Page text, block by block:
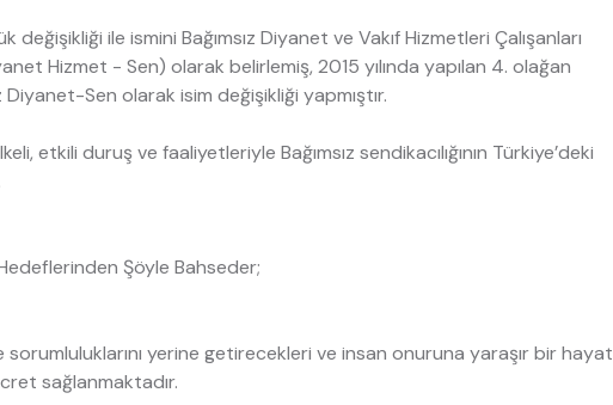
değişikliği ile ismini Bağımsız Diyanet ve Vakıf Hizmetleri Çalışanları
Hizmet - Sen) olarak belirlemiş, 2015 yılında yapılan 4. olağan
Diyanet-Sen olarak isim değişikliği yapmıştır.
etkili duruş ve faaliyetleriyle Bağımsız sendikacılığının Türkiye’deki
Şöyle Bahseder;
sorumluluklarını yerine getirecekleri ve insan onuruna yaraşır bir hayat
sağlanmaktadır.